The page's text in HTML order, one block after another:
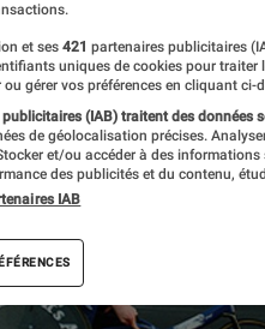
et ses 421 partenaires publicitaires
uniques de cookies pour
ou gérer vos préférences en cliquant
(IAB) traitent des données
de géolocalisation précises.
et/ou accéder à des
des publicités et du contenu,
IAB